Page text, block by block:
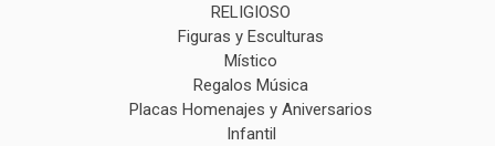
RELIGIOSO
Figuras y Esculturas
Místico
Regalos Música
Placas Homenajes y Aniversarios
Infantil